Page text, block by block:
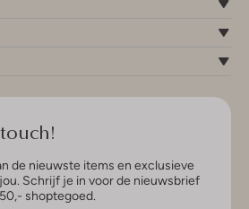
de nieuwste items en exclusieve
Schrijf je in voor de nieuwsbrief
shoptegoed.